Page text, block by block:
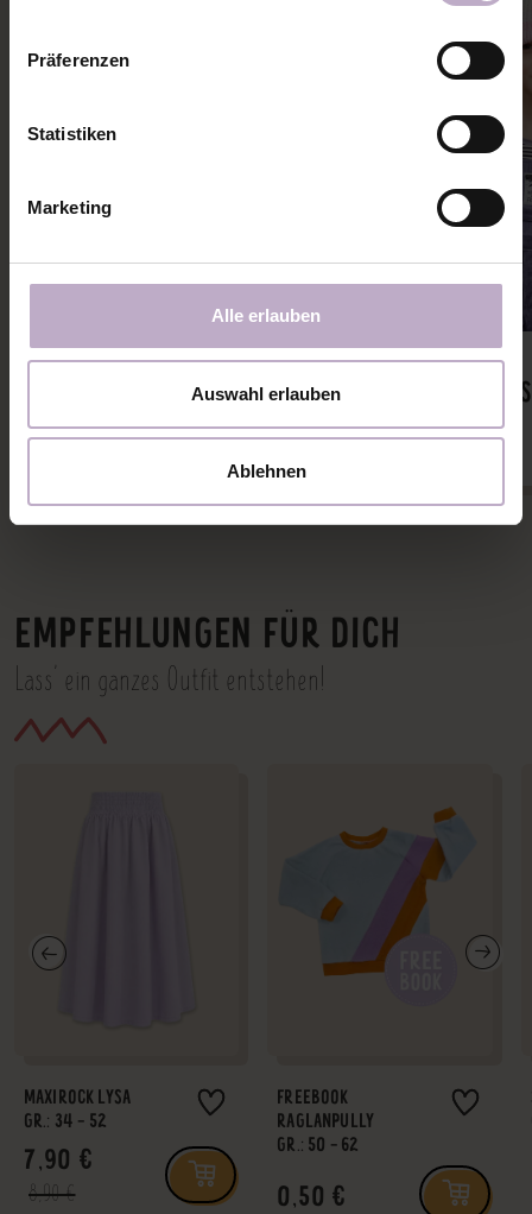
Präferenzen
Statistiken
Marketing
Alle erlauben
Auswahl erlauben
Ablehnen
Alle Nähanleitungen
NÄHANLEITUNG:
WEIHNACHTSBAUM-LATZKLEID
NEU: DIE
EMPFEHLUNGEN FÜR DICH
Lass' ein ganzes Outfit entstehen!
MAXIROCK LYSA
GR.: 34 - 52
7,90 €
8,90 €
FREEBOOK
RAGLANPULLY
GR.: 50 - 62
0,50 €